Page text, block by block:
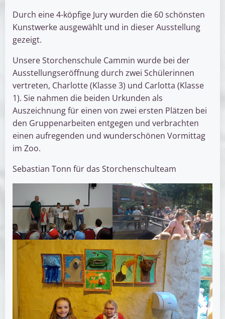
Durch eine 4-köpfige Jury wurden die 60 schönsten
Kunstwerke ausgewählt und in dieser Ausstellung
gezeigt.
Unsere Storchenschule Cammin wurde bei der
Ausstellungseröffnung durch zwei Schülerinnen
vertreten, Charlotte (Klasse 3) und Carlotta (Klasse
1). Sie nahmen die beiden Urkunden als
Auszeichnung für einen von zwei ersten Plätzen bei
den Gruppenarbeiten entgegen und verbrachten
einen aufregenden und wunderschönen Vormittag
im Zoo.
Sebastian Tonn für das Storchenschulteam